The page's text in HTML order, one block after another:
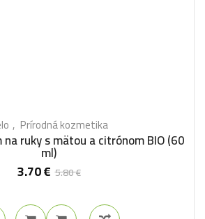
Prírodná kozmetika
na ruky s mätou a citrónom BIO (60
ml)
5.80€
3.70€